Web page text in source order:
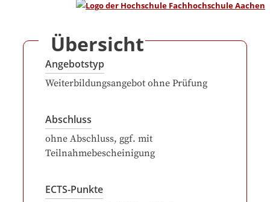
Übersicht
Angebotstyp
Weiterbildungsangebot ohne Prüfung
Abschluss
ohne Abschluss, ggf. mit
Teilnahmebescheinigung
ECTS-Punkte